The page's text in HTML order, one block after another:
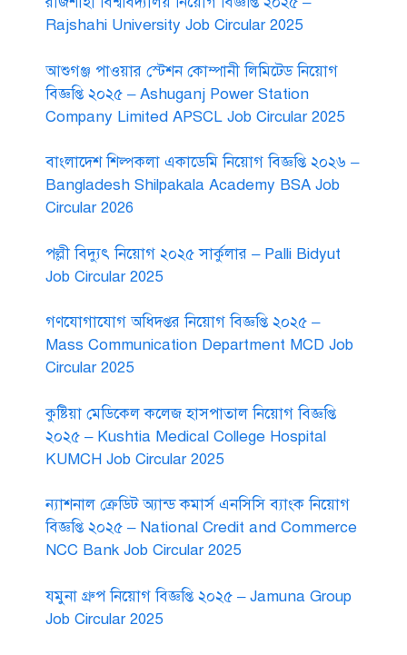
Rajshahi University Job Circular 2025
আশুগঞ্জ পাওয়ার স্টেশন কোম্পানী লিমিটেড নিয়োগ
বিজ্ঞপ্তি ২০২৫ – Ashuganj Power Station
Company Limited APSCL Job Circular 2025
বাংলাদেশ শিল্পকলা একাডেমি নিয়োগ বিজ্ঞপ্তি ২০২৬ –
Bangladesh Shilpakala Academy BSA Job
Circular 2026
পল্লী বিদ্যুৎ নিয়োগ ২০২৫ সার্কুলার – Palli Bidyut
Job Circular 2025
গণযোগাযোগ অধিদপ্তর নিয়োগ বিজ্ঞপ্তি ২০২৫ –
Mass Communication Department MCD Job
Circular 2025
কুষ্টিয়া মেডিকেল কলেজ হাসপাতাল নিয়োগ বিজ্ঞপ্তি
২০২৫ – Kushtia Medical College Hospital
KUMCH Job Circular 2025
ন্যাশনাল ক্রেডিট অ্যান্ড কমার্স এনসিসি ব্যাংক নিয়োগ
বিজ্ঞপ্তি ২০২৫ – National Credit and Commerce
NCC Bank Job Circular 2025
যমুনা গ্রুপ নিয়োগ বিজ্ঞপ্তি ২০২৫ – Jamuna Group
Job Circular 2025